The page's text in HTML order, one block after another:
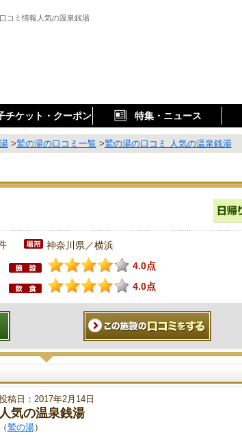
コミ情報人気の温泉銭湯
チケット・クーポン 特集・ニュース
>鷲の湯の口コミ一覧 >鷲の湯の口コミ 人気の温泉銭湯
神奈川県／横浜
4.0点
4.0点
稿日：2017年2月14日
人気の温泉銭湯
（鷲の湯）